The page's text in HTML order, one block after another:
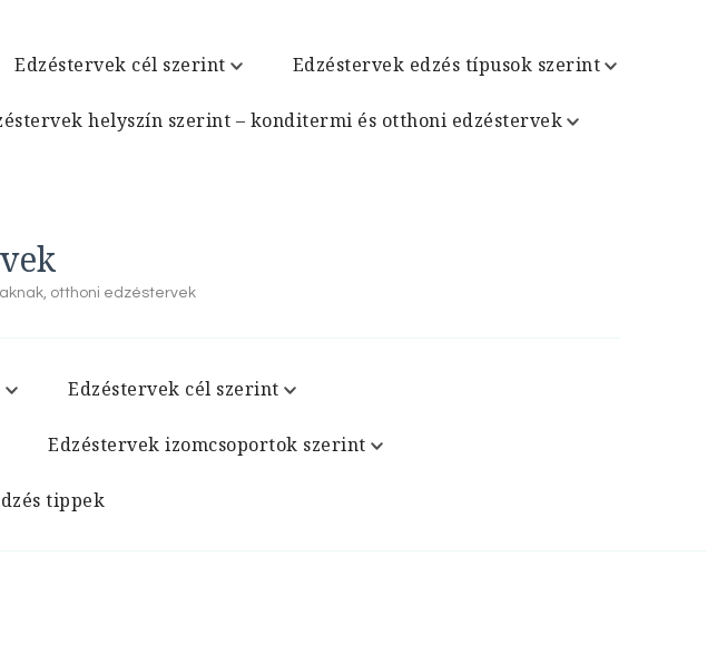
Edzéstervek cél szerint Edzéstervek edzés típusok szerint
helyszín szerint – konditermi és otthoni edzéstervek
otthoni edzéstervek
Edzéstervek cél szerint
Edzéstervek izomcsoportok szerint
tippek